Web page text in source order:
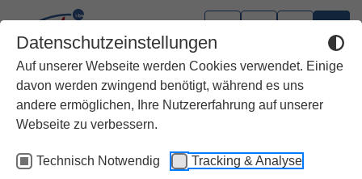
Datenschutzeinstellungen
Auf unserer Webseite werden Cookies verwendet. Einige
davon werden zwingend benötigt, während es uns
andere ermöglichen, Ihre Nutzererfahrung auf unserer
Webseite zu verbessern.
Technisch Notwendig Tracking & Analyse
Spirituelle Impulse